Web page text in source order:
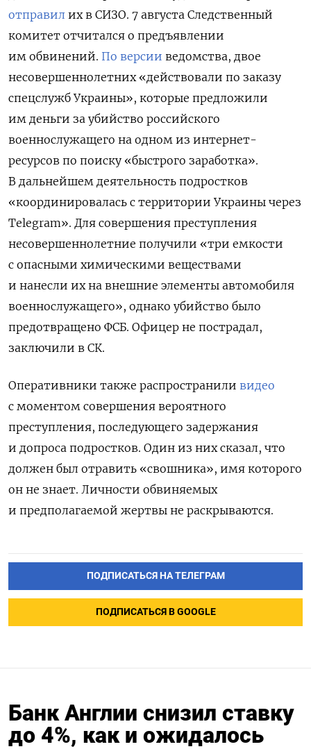
отправил их в СИЗО. 7 августа Следственный
комитет отчитался о предъявлении
им обвинений. По версии ведомства, двое
несовершеннолетних «действовали по заказу
спецслужб Украины», которые предложили
им деньги за убийство российского
военнослужащего на одном из интернет-
ресурсов по поиску «быстрого заработка».
В дальнейшем деятельность подростков
«координировалась с территории Украины через
Telegram». Для совершения преступления
несовершеннолетние получили «три емкости
с опасными химическими веществами
и нанесли их на внешние элементы автомобиля
военнослужащего», однако убийство было
предотвращено ФСБ. Офицер не пострадал,
заключили в СК.
Оперативники также распространили видео
с моментом совершения вероятного
преступления, последующего задержания
и допроса подростков. Один из них сказал, что
должен был отравить «свошника», имя которого
он не знает. Личности обвиняемых
и предполагаемой жертвы не раскрываются.
ПОДПИСАТЬСЯ НА ТЕЛЕГРАМ
ПОДПИСАТЬСЯ В GOOGLE
Банк Англии снизил ставку
до 4%, как и ожидалось